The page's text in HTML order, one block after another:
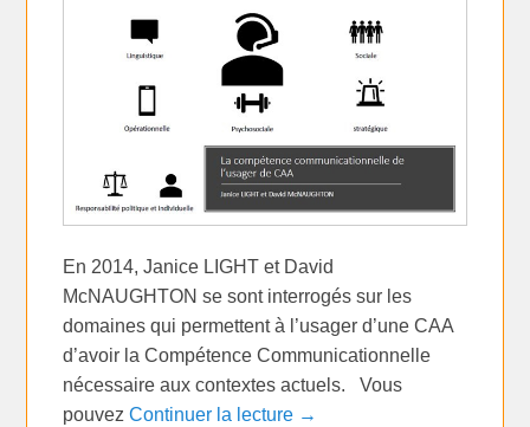
En 2014, Janice LIGHT et David
McNAUGHTON se sont interrogés sur les
domaines qui permettent à l’usager d’une CAA
d’avoir la Compétence Communicationnelle
nécessaire aux contextes actuels. Vous
pouvezContinuer la lecture →